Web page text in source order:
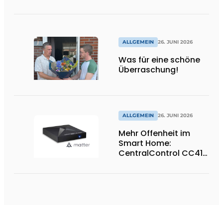
ALLGEMEIN 26. JUNI 2026
Was für eine schöne
Überraschung!
ALLGEMEIN 26. JUNI 2026
Mehr Offenheit im
Smart Home:
CentralControl CC41